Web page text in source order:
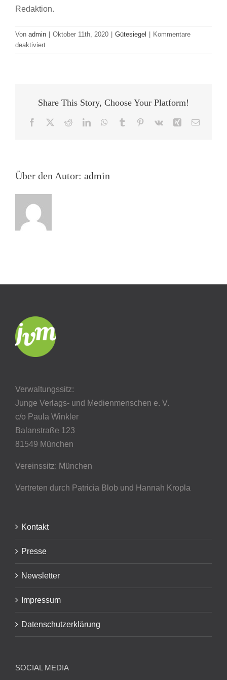
Redaktion.
Von admin | Oktober 11th, 2020 | Gütesiegel | Kommentare
deaktiviertfür
Ausgezeichnet!
an
Ravensburger
Share This Story, Choose Your Platform!
Facebook RedditLinkedInWhatsApp
Tumblr Pinterest
Vk Xing E-
Über den Autor: admin
Verwaltungssitz:
Junge Verlags- und Medienmenschen e. V.
c/o Paula Winkler
Balanstraße 123
81549 München
Vereinssitz: München
Vertreten durch Patricia Blob und Hannah Kropla
Kontakt
Presse
Newsletter
Impressum
Datenschutzerklärung
SOCIAL MEDIA